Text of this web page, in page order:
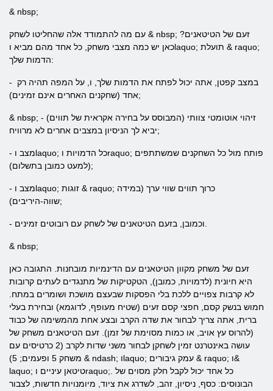
& nbsp;
עם מה להתמודד אלה שהחליטו לשחק & nbsp; זעם של הטיטאנים?
כאן יש כמה מצבי משחק, כל אחד מהם מביא וlaquo; תועלת & raquo;
הדמות שלך:
- במצב קפטן, אתה יכול לפתח את הדמות שלך, ו, על המפה תהיה רק ​​
אחד (שחקנים האחרים אינם זמינים);
& nbsp; - זיהוי אוטומטי צוותי (המבוסס על בחירה אקראית של תווים)
יביא לך הניסיון במצבים אחרים לא מרוויח;
- מצב וlaquo; כל הדמויות וraquo; פותח מול כל השחקנים שמשתתפים
(למעט כמובן בתשלום);
- מצב וlaquo; זוגות & raquo; כרוך תווים שווי ערך (במידה
שווה-היריבים);
& nbsp;
זעם של משחק מקוון הטיטאנים עם הדינמיות מובחנות. התגובה כאן
היא חיונית (לדמויות, כמובן), הטקטיקות של מתנגדים לעתים קרובות
לא קרבות צפויים ללכת בלי הפסקות שבעצם מושכת ושומרים במתח.
חמוש בנשק קסם, חפצי קסם זעים (שטיח מעופף, לדוגמא) ובחירת בעלי
ברית, אתה צריך לבחור את שדה הקרב ובצע אחת מהמשימה של כבוד
(להרוס עץ אויב, או כמות מסוימת של זמן). זעם הטיטאנים משחק של
עושה באינטרנט זמין לשחקן לבחור משני שדות לקרב (2 כרטיסים עם
משחק 5 ופעמים; 5) & ndash; וlaquo; עמק גיבורים & raquo; ו&
laquo; טיטאן עיניים וraquo;. כל אחד יכול לקבל חלק מסוים של
הבונוסים: כסף, ניסיון, זהב, לשדרג את ציוד, מיומנויות חדשות, לצבור